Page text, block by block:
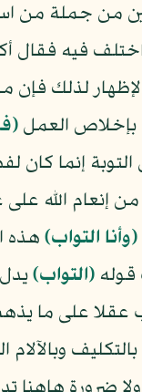
من جملة من
فيه فقال
لذلك
بإخلاص العمل
إنما كان
إنعام الله
﴿وأنا التواب﴾ هذه
﴿التواب﴾
على ما